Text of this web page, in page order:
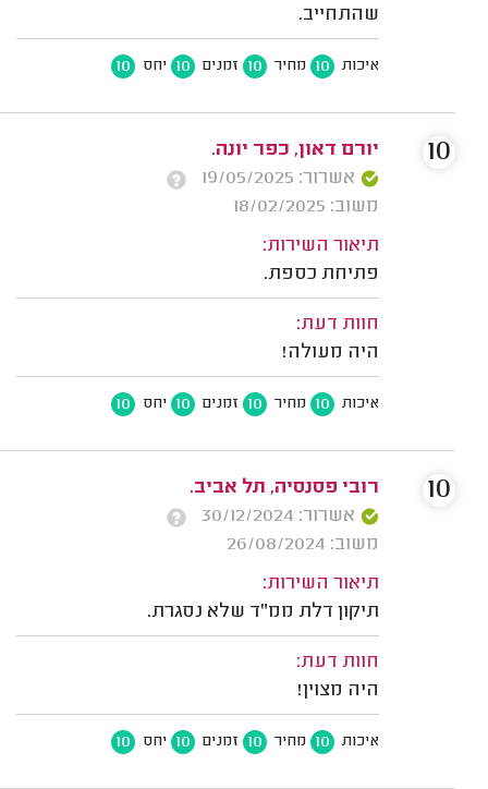
שהתחייב.
איכות 10 מחיר 10 זמנים 10 יחס 10
יורם דאון, כפר יונה.
אשרור: 19/05/2025
משוב: 18/02/2025
תיאור השירות:
פתיחת כספת.
חוות דעת:
היה מעולה!
איכות 10 מחיר 10 זמנים 10 יחס 10
10
רובי פסנסיה, תל אביב.
אשרור: 30/12/2024
משוב: 26/08/2024
תיאור השירות:
תיקון דלת ממ"ד שלא נסגרת.
חוות דעת:
היה מצוין!
איכות 10 מחיר 10 זמנים 10 יחס 10
10